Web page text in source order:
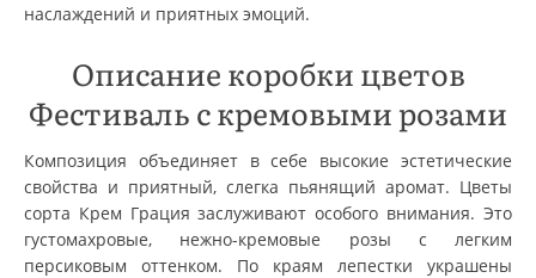
наслаждений и приятных эмоций.
Описание коробки цветов
Фестиваль с кремовыми розами
Композиция объединяет в себе высокие эстетические
свойства и приятный, слегка пьянящий аромат. Цветы
сорта Крем Грация заслуживают особого внимания. Это
густомахровые, нежно-кремовые розы с легким
персиковым оттенком. По краям лепестки украшены